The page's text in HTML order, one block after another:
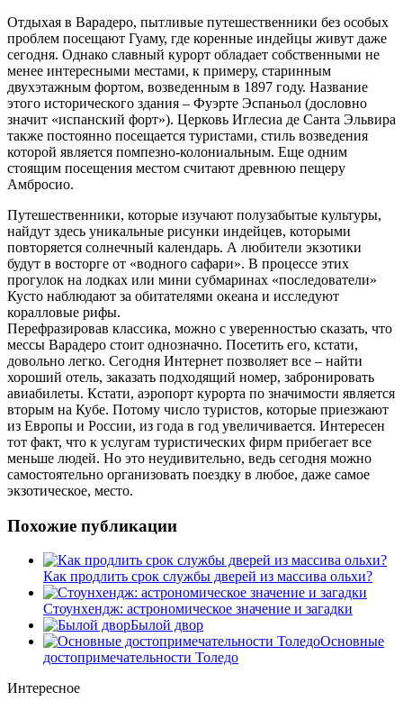
Отдыхая в Варадеро, пытливые путешественники без особых
проблем посещают Гуаму, где коренные индейцы живут даже
сегодня. Однако славный курорт обладает собственными не
менее интересными местами, к примеру, старинным
двухэтажным фортом, возведенным в 1897 году. Название
этого исторического здания – Фуэрте Эспаньол (дословно
значит «испанский форт»). Церковь Иглесиа де Санта Эльвира
также постоянно посещается туристами, стиль возведения
которой является помпезно-колониальным. Еще одним
стоящим посещения местом считают древнюю пещеру
Амбросио.
Путешественники, которые изучают полузабытые культуры,
найдут здесь уникальные рисунки индейцев, которыми
повторяется солнечный календарь. А любители экзотики
будут в восторге от «водного сафари». В процессе этих
прогулок на лодках или мини субмаринах «последователи»
Кусто наблюдают за обитателями океана и исследуют
коралловые рифы.
Перефразировав классика, можно с уверенностью сказать, что
мессы Варадеро стоит однозначно. Посетить его, кстати,
довольно легко. Сегодня Интернет позволяет все – найти
хороший отель, заказать подходящий номер, забронировать
авиабилеты. Кстати, аэропорт курорта по значимости является
вторым на Кубе. Потому число туристов, которые приезжают
из Европы и России, из года в год увеличивается. Интересен
тот факт, что к услугам туристических фирм прибегает все
меньше людей. Но это неудивительно, ведь сегодня можно
самостоятельно организовать поездку в любое, даже самое
экзотическое, место.
Похожие публикации
Как продлить срок службы дверей из массива ольхи?
Стоунхендж: астрономическое значение и загадки
Былой двор
Основные
достопримечательности Толедо
Интересное